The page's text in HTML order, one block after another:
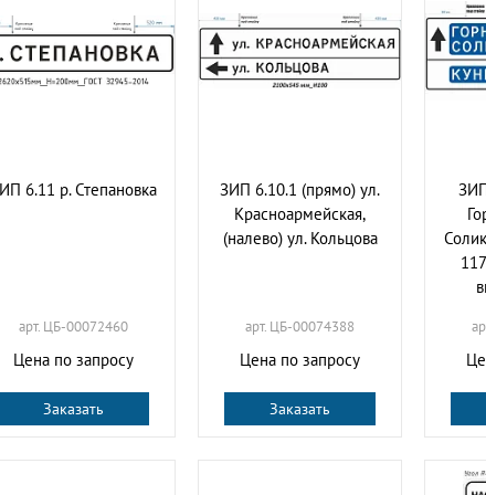
6.11 р. Степановка
арт. ЦБ-00072460
Цена по запросу
Заказать
ЗИП 6.10.1 (прямо) ул.
Красноармейская,
(налево) ул. Кольцова
арт. ЦБ-00074388
Цена по запросу
Заказать